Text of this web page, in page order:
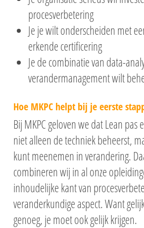
procesverbetering
Je je wilt onderscheiden met
erkende certificering
Je de combinatie van data-
verandermanagement wilt
Hoe MKPC helpt bij je eerste
Bij MKPC geloven we dat Lean pas
niet alleen de techniek beheerst,
kunt meenemen in verandering.
combineren wij in al onze
inhoudelijke kant van
veranderkundige aspect. Want
genoeg, je moet ook gelijk krijgen.